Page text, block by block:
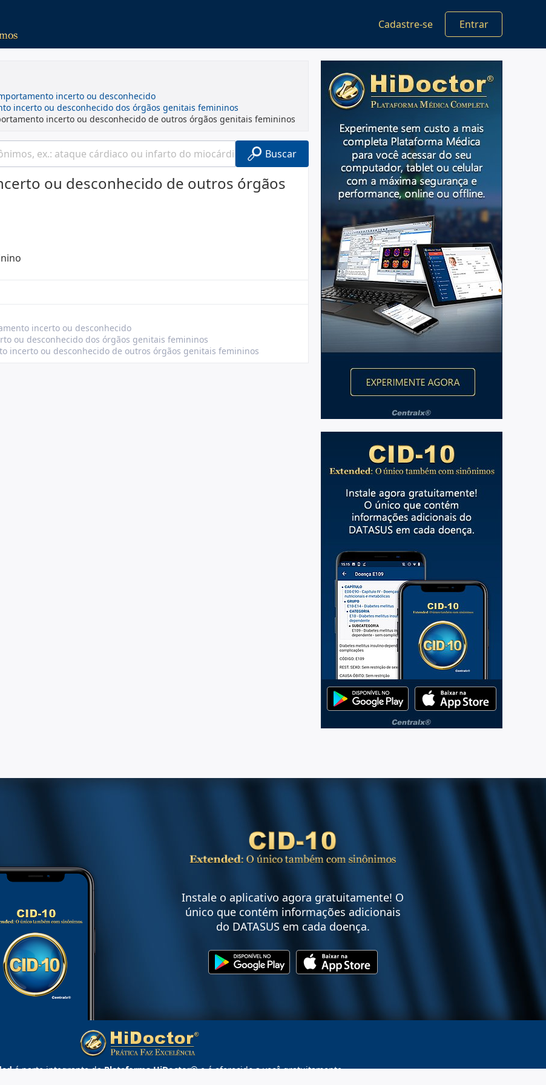
Cadastre-se Entrar
incerto ou desconhecido
incerto ou desconhecido dos órgãos genitais femininos
incerto ou desconhecido de outros órgãos genitais femininos
Buscar
ou desconhecido de outros órgãos
incerto ou desconhecido
ou desconhecido dos órgãos genitais femininos
incerto ou desconhecido de outros órgãos genitais femininos
Instale o aplicativo agora gratuitamente! O
único que contém informações adicionais
do DATASUS em cada doença.
é parte integrante daPlataforma HiDoctor®e é oferecido a você gratuitamente.